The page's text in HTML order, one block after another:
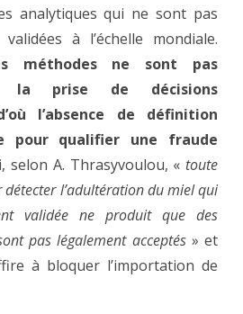
analytiques qui ne sont pas
à l’échelle mondiale.
méthodes ne sont pas
la prise de décisions
l’absence de définition
pour qualifier une fraude
selon A. Thrasyvoulou, « toute
l’adultération du miel qui
validée ne produit que des
pas légalement acceptés» et
à bloquer l’importation de